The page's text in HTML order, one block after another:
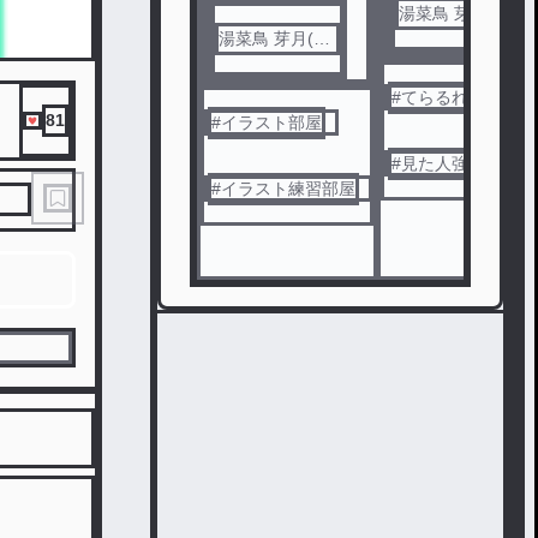
81
湯菜鳥 芽月(イ
#イラスト部屋
#イラスト練習部屋
湯菜鳥 芽月(イ
#てらるれ
#見た人強制☆